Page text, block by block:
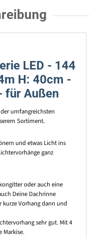
LED - 144
H: 40cm -
für Außen
umfangreichsten
Sortiment.
und etwas Licht ins
ganz
oder auch eine
Deine Dachrinne
kurze Vorhang dann und
sehr gut. Mit 4
Markise.